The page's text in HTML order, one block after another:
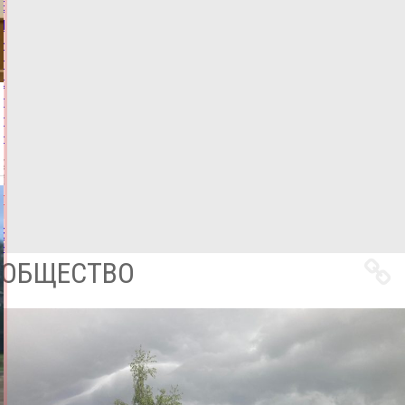
В
Твери
Hyundai
протаранил
стоящее
такси,
пострадали
двое
07.08.2026,
09:12
ФОТО
ПРОИСШЕСТВИЯ
Все
новости
ОБЩЕСТВО